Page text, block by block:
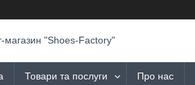
магазин "Shoes-Factory"
Товари та послуги Про нас